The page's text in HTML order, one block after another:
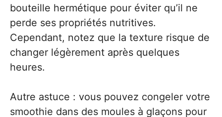
bouteille hermétique pour éviter qu’il ne
perde ses propriétés nutritives.
Cependant, notez que la texture risque de
changer légèrement après quelques
heures.
Autre astuce : vous pouvez congeler votre
smoothie dans des moules à glaçons pour